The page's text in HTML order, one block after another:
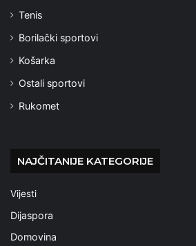
Tenis
Borilački sportovi
Košarka
Ostali sportovi
Rukomet
NAJČITANIJE KATEGORIJE
Vijesti
Dijaspora
Domovina